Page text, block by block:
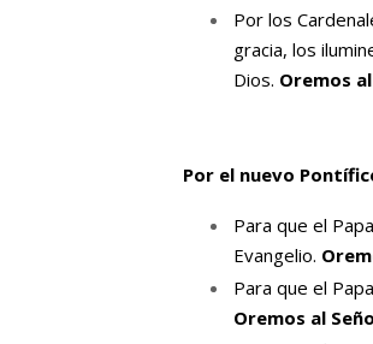
Por los
gracia, los
Dios. Oremos
Por el nuevo
Para que el
Evangelio.
Para que el
Oremos al